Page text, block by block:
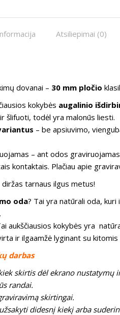
Atsiliepimai (0)
dovanai – 30 mm pločio
kokybės augalinio
šlifuoti, todėl yra malonūs liesti.
– be apsiuvimo,
– ant odos
kontaktais. Plačiau apie
tarnaus ilgus metus!
oda? Tai yra natūrali oda,
aukščiausios kokybės yra
ir ilgaamžė lyginant su
darbas
skirtis dėl ekrano nustatymų
randai.
skirtingai.
didesnį kiekį arba